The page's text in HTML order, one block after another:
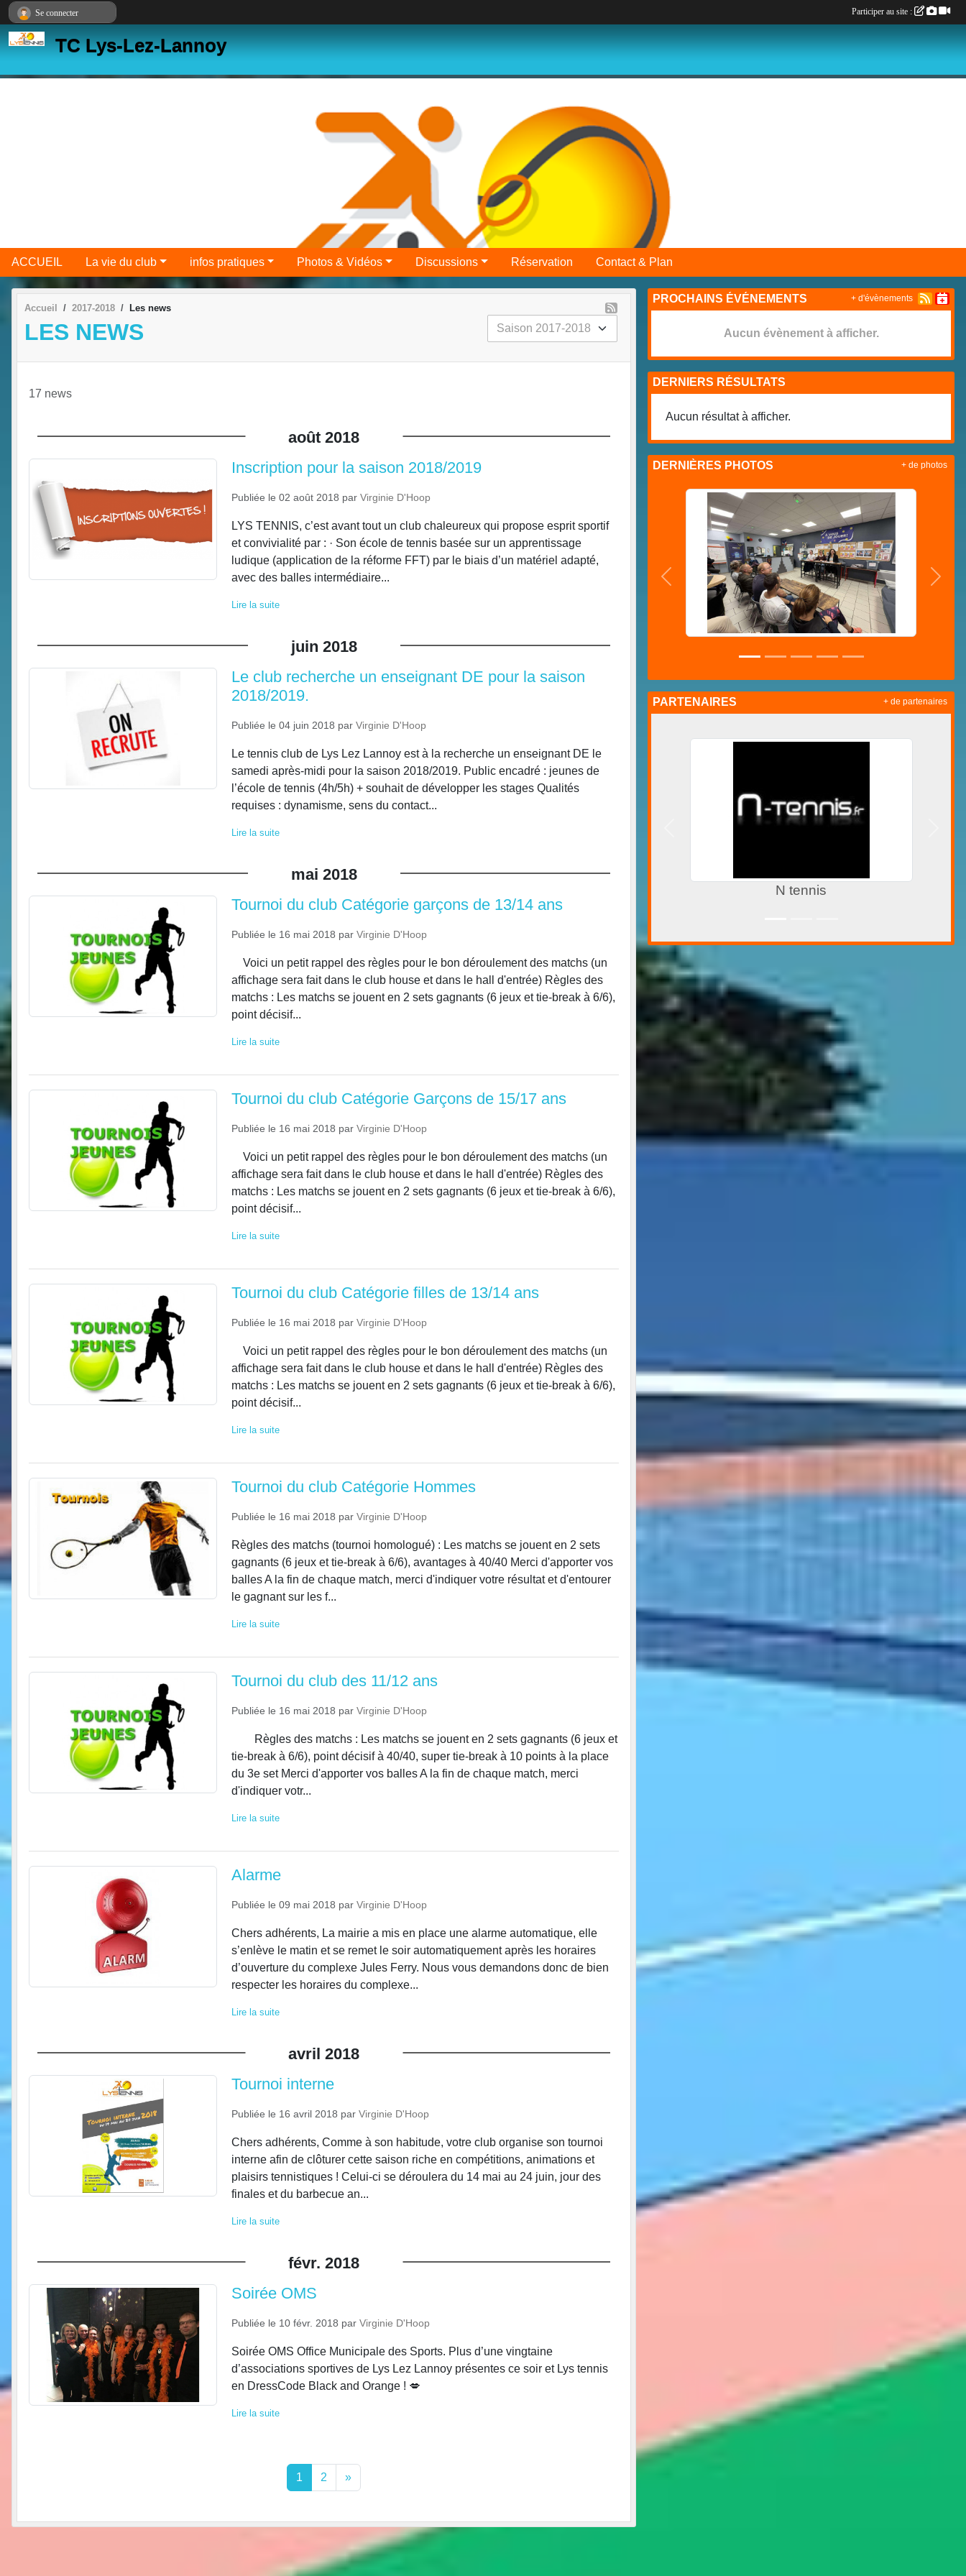
TC Lys-Lez-Lannoy
ACCUEIL La vie du club infos pratiques Photos & Vidéos Discussions Réservation Contact & Plan
Accueil 2017-2018 Les news
LES NEWS
17 news
août 2018
Inscription pour la saison 2018/2019
Publiée le 02 août 2018 par Virginie D'Hoop
LYS TENNIS, c’est avant tout un club chaleureux qui propose esprit sportif
et convivialité par : · Son école de tennis basée sur un apprentissage
ludique (application de la réforme FFT) par le biais d’un matériel adapté,
avec des balles intermédiaire...
Lire la suite
juin 2018
Le club recherche un enseignant DE pour la saison
2018/2019.
Publiée le 04 juin 2018 par Virginie D'Hoop
Le tennis club de Lys Lez Lannoy est à la recherche un enseignant DE le
samedi après-midi pour la saison 2018/2019. Public encadré : jeunes de
l’école de tennis (4h/5h) + souhait de développer les stages Qualités
requises : dynamisme, sens du contact...
Lire la suite
mai 2018
Tournoi du club Catégorie garçons de 13/14 ans
Publiée le 16 mai 2018 par Virginie D'Hoop
Voici un petit rappel des règles pour le bon déroulement des matchs (un
affichage sera fait dans le club house et dans le hall d'entrée) Règles des
matchs : Les matchs se jouent en 2 sets gagnants (6 jeux et tie-break à 6/6),
point décisif...
Lire la suite
Tournoi du club Catégorie Garçons de 15/17 ans
Publiée le 16 mai 2018 par Virginie D'Hoop
Voici un petit rappel des règles pour le bon déroulement des matchs (un
affichage sera fait dans le club house et dans le hall d'entrée) Règles des
matchs : Les matchs se jouent en 2 sets gagnants (6 jeux et tie-break à 6/6),
point décisif...
Lire la suite
Tournoi du club Catégorie filles de 13/14 ans
Publiée le 16 mai 2018 par Virginie D'Hoop
Voici un petit rappel des règles pour le bon déroulement des matchs (un
affichage sera fait dans le club house et dans le hall d'entrée) Règles des
matchs : Les matchs se jouent en 2 sets gagnants (6 jeux et tie-break à 6/6),
point décisif...
Lire la suite
Tournoi du club Catégorie Hommes
Publiée le 16 mai 2018 par Virginie D'Hoop
Règles des matchs (tournoi homologué) : Les matchs se jouent en 2 sets
gagnants (6 jeux et tie-break à 6/6), avantages à 40/40 Merci d'apporter vos
balles A la fin de chaque match, merci d'indiquer votre résultat et d'entourer
le gagnant sur les f...
Lire la suite
Tournoi du club des 11/12 ans
Publiée le 16 mai 2018 par Virginie D'Hoop
Règles des matchs : Les matchs se jouent en 2 sets gagnants (6 jeux et
tie-break à 6/6), point décisif à 40/40, super tie-break à 10 points à la place
du 3e set Merci d'apporter vos balles A la fin de chaque match, merci
d'indiquer votr...
Lire la suite
Alarme
Publiée le 09 mai 2018 par Virginie D'Hoop
Chers adhérents, La mairie a mis en place une alarme automatique, elle
s’enlève le matin et se remet le soir automatiquement après les horaires
d’ouverture du complexe Jules Ferry. Nous vous demandons donc de bien
respecter les horaires du complexe...
Lire la suite
avril 2018
Tournoi interne
Publiée le 16 avril 2018 par Virginie D'Hoop
Chers adhérents, Comme à son habitude, votre club organise son tournoi
interne afin de clôturer cette saison riche en compétitions, animations et
plaisirs tennistiques ! Celui-ci se déroulera du 14 mai au 24 juin, jour des
finales et du barbecue an...
Lire la suite
févr. 2018
Soirée OMS
Publiée le 10 févr. 2018 par Virginie D'Hoop
Soirée OMS Office Municipale des Sports. Plus d’une vingtaine
d’associations sportives de Lys Lez Lannoy présentes ce soir et Lys tennis
en DressCode Black and Orange ! 💋
Lire la suite
1 2 »
PROCHAINS ÉVÉNEMENTS
Aucun évènement à afficher.
+ d'évènements
DERNIERS RÉSULTATS
Aucun résultat à afficher.
DERNIÈRES PHOTOS
Précedent
+ de photos
PARTENAIRES
FFT
+ de partenaires
Se connecter Participer au site :
Panneau de gestion des cookies